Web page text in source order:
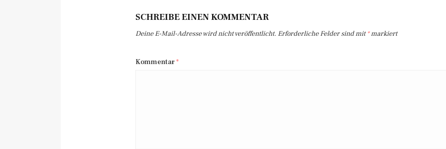
SCHREIBE EINEN KOMMENTAR
Deine E-Mail-Adresse wird nicht veröffentlicht. Erforderliche Felder sind mit*markiert
Kommentar*